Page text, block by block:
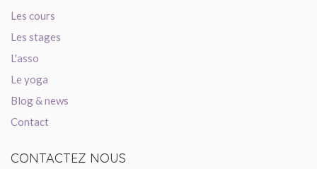
Les cours
Les stages
L'asso
Le yoga
Blog & news
Contact
CONTACTEZ NOUS